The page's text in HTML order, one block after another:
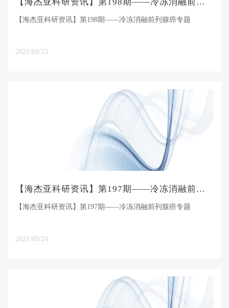
【海杰亚科研资讯】第198期——冷冻消融前列腺癌专题
2021/09/25
【海杰亚科研资讯】第197期——冷冻消融前列腺癌专题
【海杰亚科研资讯】第197期——冷冻消融前列腺癌专题
2021/09/24